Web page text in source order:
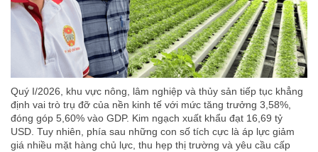
Quý I/2026, khu vực nông, lâm nghiệp và thủy sản tiếp tục khẳng
định vai trò trụ đỡ của nền kinh tế với mức tăng trưởng 3,58%,
đóng góp 5,60% vào GDP. Kim ngạch xuất khẩu đạt 16,69 tỷ
USD. Tuy nhiên, phía sau những con số tích cực là áp lực giảm
giá nhiều mặt hàng chủ lực, thu hẹp thị trường và yêu cầu cấp